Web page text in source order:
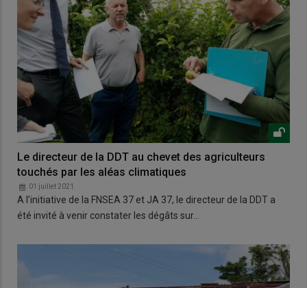
Le directeur de la DDT au chevet des agriculteurs
touchés par les aléas climatiques
01 juillet 2021
A l’initiative de la FNSEA 37 et JA 37, le directeur de la DDT a
été invité à venir constater les dégâts sur…